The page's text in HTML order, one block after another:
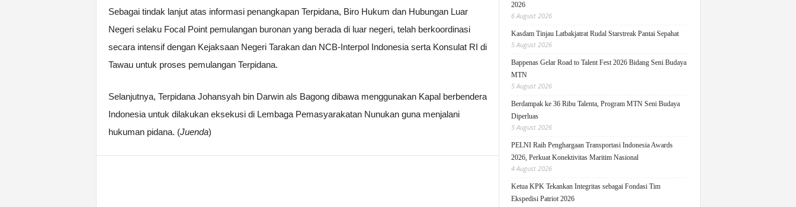
Sebagai tindak lanjut atas informasi penangkapan Terpidana, Biro Hukum dan Hubungan Luar
Negeri selaku Focal Point pemulangan buronan yang berada di luar negeri, telah berkoordinasi
secara intensif dengan Kejaksaan Negeri Tarakan dan NCB-Interpol Indonesia serta Konsulat RI di
Tawau untuk proses pemulangan Terpidana.
Selanjutnya, Terpidana Johansyah bin Darwin als Bagong dibawa menggunakan Kapal berbendera
Indonesia untuk dilakukan eksekusi di Lembaga Pemasyarakatan Nunukan guna menjalani
hukuman pidana. (Juenda)
2026
6 August 2026
Kasdam Tinjau Latbakjatrat Rudal Starstreak Pantai Sepahat
5 August 2026
Bappenas Gelar Road to Talent Fest 2026 Bidang Seni Budaya
MTN
5 August 2026
Berdampak ke 36 Ribu Talenta, Program MTN Seni Budaya
Diperluas
5 August 2026
PELNI Raih Penghargaan Transportasi Indonesia Awards
2026, Perkuat Konektivitas Maritim Nasional
4 August 2026
Ketua KPK Tekankan Integritas sebagai Fondasi Tim
Ekspedisi Patriot 2026